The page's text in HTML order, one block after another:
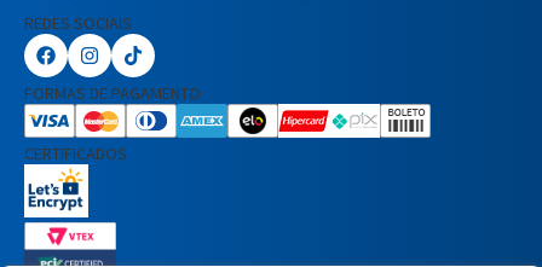
REDES SOCIAIS
FORMAS DE PAGAMENTO
CERTIFICADOS
Nome Completo